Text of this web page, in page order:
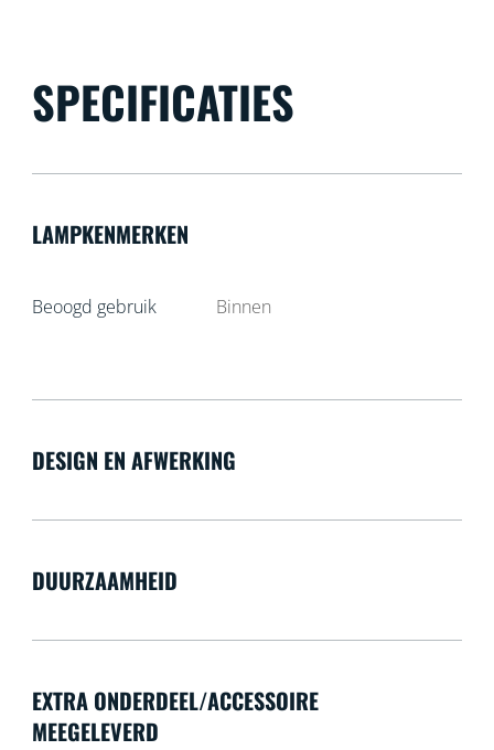
SPECIFICATIES
LAMPKENMERKEN
Beoogd gebruik Binnen
DESIGN EN AFWERKING
DUURZAAMHEID
EXTRA ONDERDEEL/ACCESSOIRE
MEEGELEVERD